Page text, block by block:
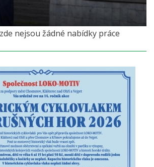
nejsou žádné nabídky práce